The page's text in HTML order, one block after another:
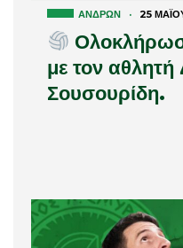
ΑΝΔΡΏΝ · 25
με τον
Σουσουρίδη.